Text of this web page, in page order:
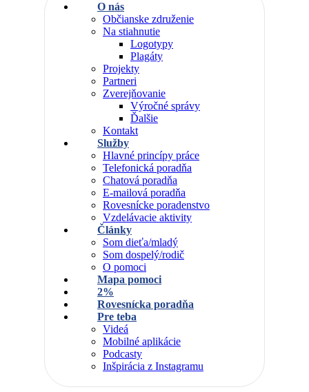
O nás
Občianske združenie
Na stiahnutie
Logotypy
Plagáty
Projekty
Partneri
Zverejňovanie
Výročné správy
Ďalšie
Kontakt
Služby
Hlavné princípy práce
Telefonická poradňa
Chatová poradňa
E-mailová poradňa
Rovesnícke poradenstvo
Vzdelávacie aktivity
Články
Som dieťa/mladý
Som dospelý/rodič
O pomoci
Mapa pomoci
2%
Rovesnícka poradňa
Pre teba
Videá
Mobilné aplikácie
Podcasty
Inšpirácia z Instagramu